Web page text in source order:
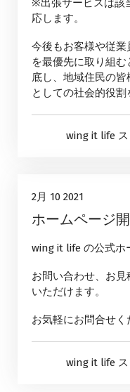
※出張サービスは該
応します。
今後もお客様や従
を最優先に取り組
底し、地域住民の
としての社会的役割
wing it life ス
10
2月, 2021
2月 10 2021
ホームページ
wing it life の公式ホ
お問い合わせ、お
いただけます。
お気軽にお問合せく
wing it life ス